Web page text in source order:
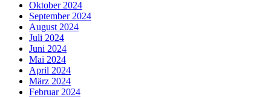
Oktober 2024
September 2024
August 2024
Juli 2024
Juni 2024
Mai 2024
April 2024
März 2024
Februar 2024